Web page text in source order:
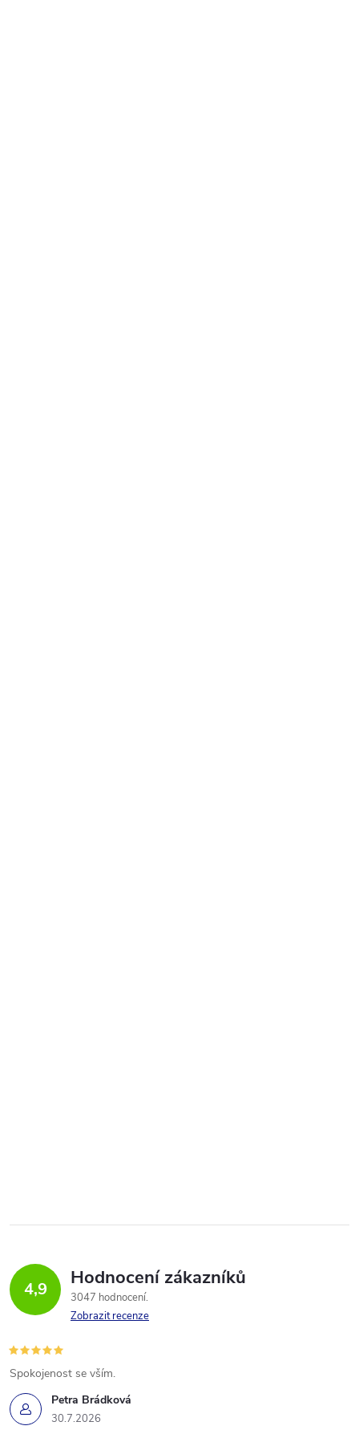
4,9 Hodnocení zákazníků
3047 hodnocení
Zobrazit recenze
Petra Brádková
30.7.2026
Spokojenost se vším.